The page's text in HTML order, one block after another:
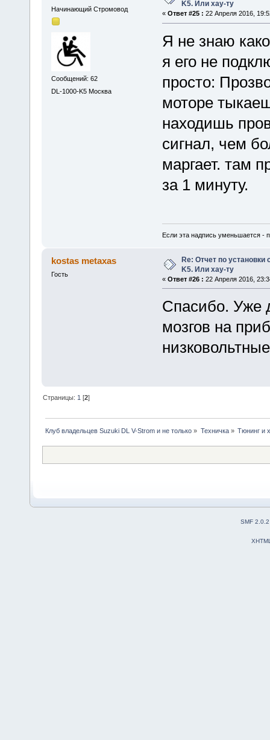
Начинающий Стромовод
Сообщений: 62
DL-1000-K5 Москва
K5. Или хау-ту
« Ответ #25 : 22 Апреля 2016,
Я не знаю
я его не
просто:
моторе
находишь
сигнал, чем
маргает. там
за 1 минуту.
Если эта надпись уменьшается -
kostas metaxas
Гость
Re: Отчет по установки
K5. Или хау-ту
« Ответ #26 : 22 Апреля 2016,
Спасибо. Уже
мозгов на
Страницы: 1 [2]
Клуб владельцев Suzuki DL V-Strom и не только » Техничка» Тюнинг и
SMF 2.0.2